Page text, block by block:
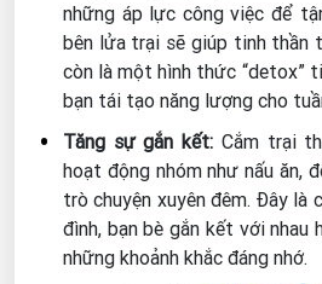
những áp lực công việc để
bên lửa trại sẽ giúp tinh thần
còn là một hình thức “detox”
bạn tái tạo năng lượng cho
Tăng sự gắn kết: Cắm trại
hoạt động nhóm như nấu ăn,
trò chuyện xuyên đêm. Đây là
đình, bạn bè gắn kết với nhau
những khoảnh khắc đáng nhớ.